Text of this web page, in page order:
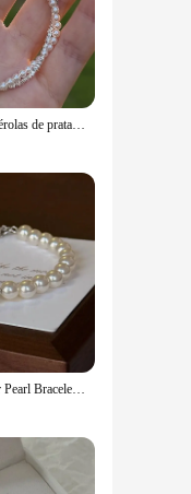
925 pulseiras de pérolas de prata esterlina para mulheres, dupla camada irregular, nós de pérolas parciais, joias coreanas na moda
925 Sterling Silver Pearl Bracelet para Mulheres, Pulseiras Francesas, Cristal Azul, Festa de Casamento Jóias, Designer de Luxo, Moda